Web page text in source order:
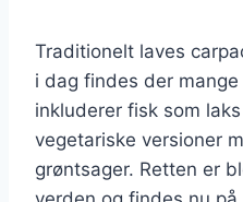
Traditionelt laves
i dag findes der
inkluderer fisk som
vegetariske versioner
grøntsager. Retten er